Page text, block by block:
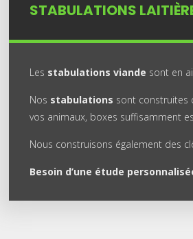
STABULATIONS
Les stabulations viande sont en
Nos stabulations sont construites
vos animaux, boxes suffisamment
Nous construisons également des
Besoin d’une étude